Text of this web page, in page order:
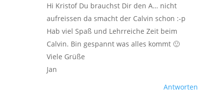
Hi Kristof Du brauchst Dir den A… nicht
aufreissen da smacht der Calvin schon :-p
Hab viel Spaß und Lehrreiche Zeit beim
Calvin. Bin gespannt was alles kommt 🙂
Viele Grüße
Jan
Antworten